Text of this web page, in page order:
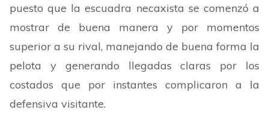
puesto que la escuadra necaxista se comenzó a
mostrar de buena manera y por momentos
superior a su rival, manejando de buena forma la
pelota y generando llegadas claras por los
costados que por instantes complicaron a la
defensiva visitante.